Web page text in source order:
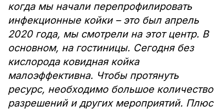
когда мы начали перепрофилировать
инфекционные койки – это был апрель
2020 года, мы смотрели на этот центр. В
основном, на гостиницы. Сегодня без
кислорода ковидная койка
малоэффективна. Чтобы протянуть
ресурс, необходимо большое количество
разрешений и других мероприятий. Плюс